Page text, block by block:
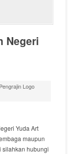
Negeri
Pengrajin Logo
Yuda Art
maupun
silahkan hubungi